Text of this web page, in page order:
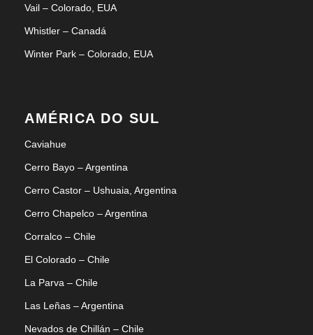
Vail – Colorado, EUA
Whistler – Canadá
Winter Park – Colorado, EUA
AMÉRICA DO SUL
Caviahue
Cerro Bayo – Argentina
Cerro Castor – Ushuaia, Argentina
Cerro Chapelco – Argentina
Corralco – Chile
El Colorado – Chile
La Parva – Chile
Las Leñas – Argentina
Nevados de Chillán – Chile